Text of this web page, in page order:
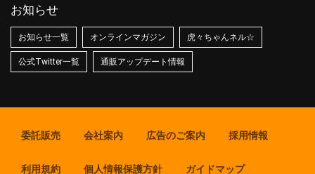
お知らせ
お知らせ一覧 オンラインマガジン 虎々ちゃんネル☆
公式Twitter一覧 通販アップデート情報
委託販売 会社案内 広告のご案内 採用情報
利用規約 個人情報保護方針 ガイドマップ